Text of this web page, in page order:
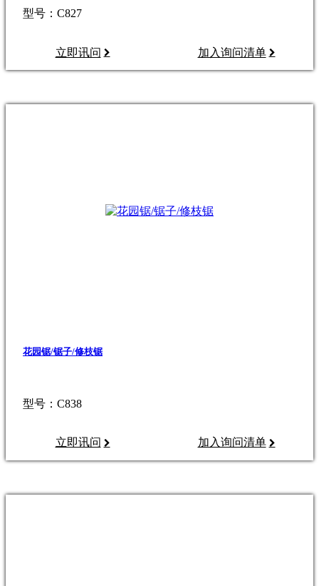
型号：C827
立即讯问 加入询问清单
花园锯/锯子/修枝锯
型号：C838
立即讯问 加入询问清单